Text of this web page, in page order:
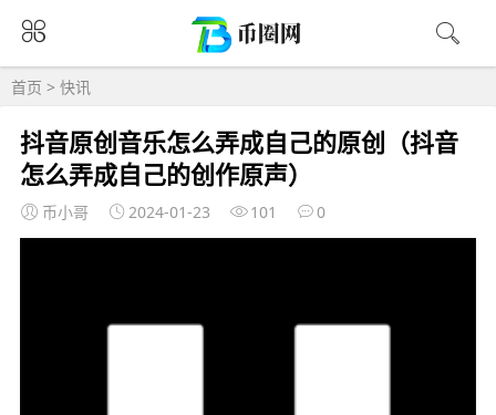
首页 > 快讯
抖音原创音乐怎么弄成自己的原创（抖音
怎么弄成自己的创作原声）
币小哥 2024-01-23 101 0